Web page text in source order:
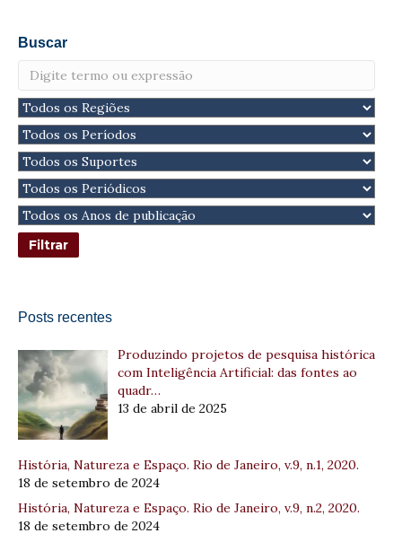
Buscar
Posts recentes
Produzindo projetos de pesquisa histórica
com Inteligência Artificial: das fontes ao
quadr…
13 de abril de 2025
História, Natureza e Espaço. Rio de Janeiro, v.9, n.1, 2020.
18 de setembro de 2024
História, Natureza e Espaço. Rio de Janeiro, v.9, n.2, 2020.
18 de setembro de 2024